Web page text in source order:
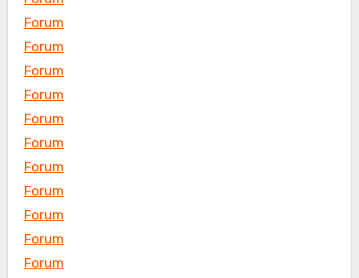
Forum
Forum
Forum
Forum
Forum
Forum
Forum
Forum
Forum
Forum
Forum